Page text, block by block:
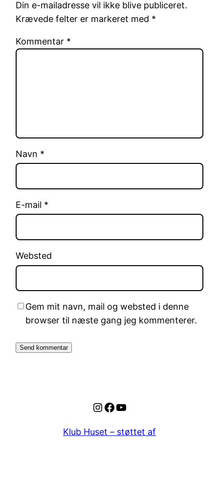
Din e-mailadresse vil ikke blive publiceret.
Krævede felter er markeret med *
Kommentar *
Navn *
E-mail *
Websted
Gem mit navn, mail og websted i denne
browser til næste gang jeg kommenterer.
Instagram
Facebook
YouTube
Klub Huset – støttet af